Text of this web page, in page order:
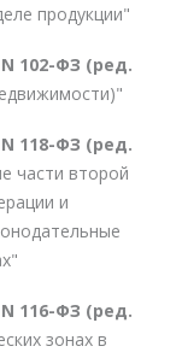
продукции"
102-ФЗ (ред.
118-ФЗ (ред.
части второй
и
116-ФЗ (ред.
зонах в